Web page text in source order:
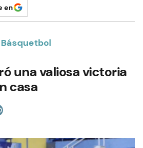
en
una valiosa victoria
casa